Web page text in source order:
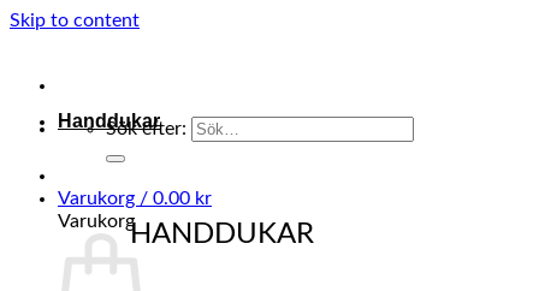
Skip to content
Sök efter:
Varukorg / 0.00 kr
Varukorg
Handdukar
HANDDUKAR